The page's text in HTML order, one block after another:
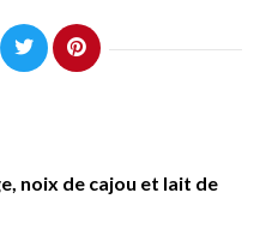
noix de cajou et lait de